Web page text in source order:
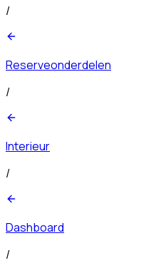
/
Reserveonderdelen
/
Interieur
/
Dashboard
/